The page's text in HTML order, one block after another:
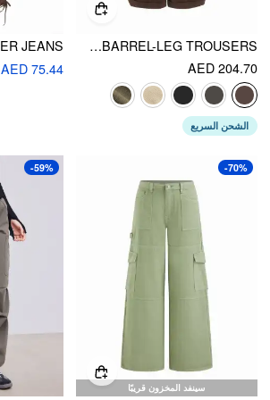
COTTON-BLEND MID RISE POCKET BARREL-LEG TROUSERS
AED 204.70
الشحن السريع
AED 75.44
سينفد المخزون قريبًا
-70%
-59%